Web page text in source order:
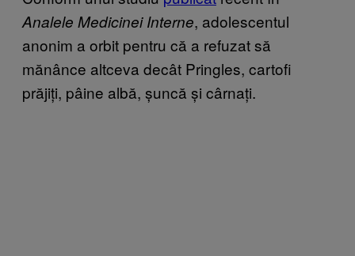
Analele Medicinei Interne, adolescentul
anonim a orbit pentru că a refuzat să
mănânce altceva decât Pringles, cartofi
prăjiți, pâine albă, șuncă și cârnați.